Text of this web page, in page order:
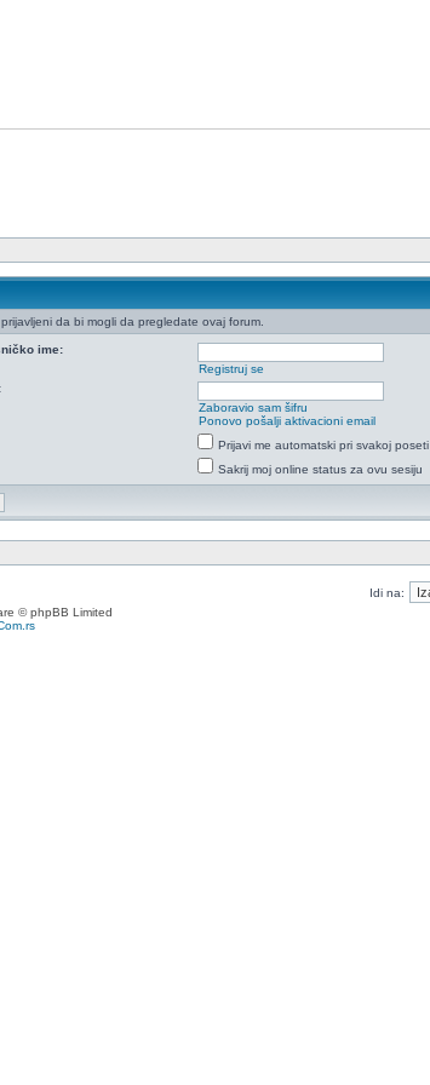
da bi mogli da pregledate ovaj forum.
ime:
Registruj se
Zaboravio sam šifru
Ponovo pošalji aktivacioni email
Prijavi me automatski pri svakoj poseti
Sakrij moj online status za ovu sesiju
Idi na:
© phpBB Limited